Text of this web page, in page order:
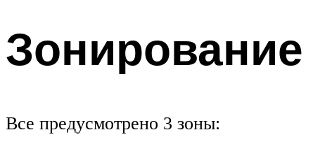
Все предусмотрено 3 зоны: